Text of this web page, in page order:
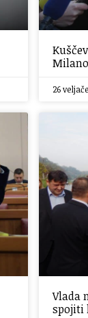
26
Vlada
spojiti